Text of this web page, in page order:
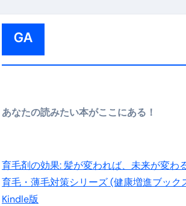
ン】
の先さらに貧しくなります。【 竹花
GA
あなたの読みたい本がここにある！
育毛剤の効果: 髪が変われば、未来が変わ
育毛・薄毛対策シリーズ (健康増進ブック
Kindle版